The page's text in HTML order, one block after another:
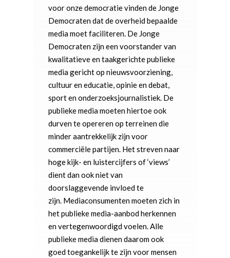
voor onze democratie vinden de Jonge
Democraten dat de overheid bepaalde
media moet faciliteren. De Jonge
Democraten zijn een voorstander van
kwalitatieve en taakgerichte publieke
media gericht op nieuwsvoorziening,
cultuur en educatie, opinie en debat,
sport en onderzoeksjournalistiek. De
publieke media moeten hiertoe ook
durven te opereren op terreinen die
minder aantrekkelijk zijn voor
commerciële partijen. Het streven naar
hoge kijk- en luistercijfers of ‘views’
dient dan ook niet van
doorslaggevende invloed te
zijn. Mediaconsumenten moeten zich in
het publieke media-aanbod herkennen
en vertegenwoordigd voelen. Alle
publieke media dienen daarom ook
goed toegankelijk te zijn voor mensen